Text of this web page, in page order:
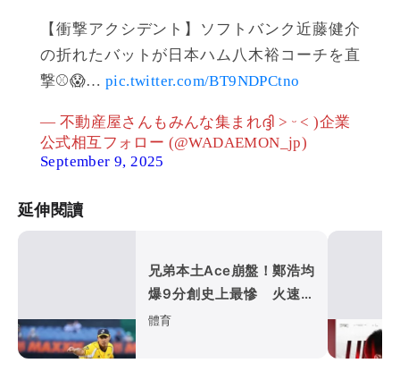
【衝撃アクシデント】ソフトバンク近藤健介
の折れたバットが日本ハム八木裕コーチを直
撃⚾😱… pic.twitter.com/BT9NDPCtno
— 不動産屋さんもみんな集まれദ്ദി ˃ ᵕ ˂ )企業
公式相互フォロー (@WADAEMON_jp)
September 9, 2025
延伸閱讀
兄弟本土Ace崩盤！鄭浩均
爆9分創史上最慘 火速下
放二軍
體育